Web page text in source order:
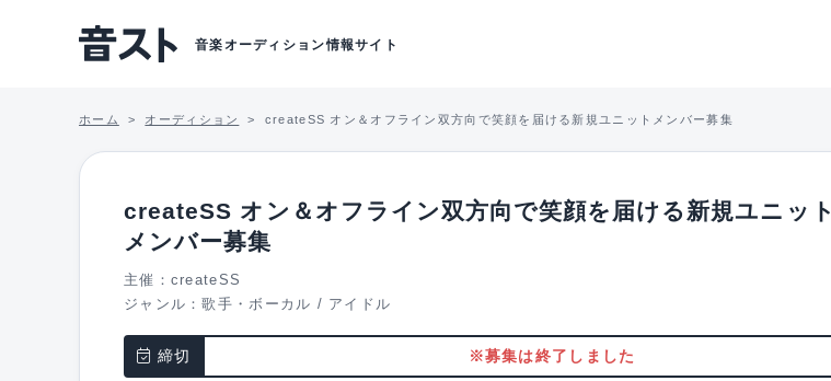
音楽オーディション情報サイト
ホーム オーディション createSS オン＆オフライン双方向で笑顔を届ける新規ユニットメンバー募集
createSS オン＆オフライン双方向で笑顔を届ける新規ユニット
メンバー募集
主催：createSS
ジャンル：歌手・ボーカル / アイドル
締切 ※募集は終了しました